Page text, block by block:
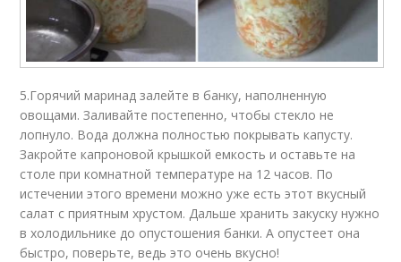
5.Горячий маринад залейте в банку, наполненную
овощами. Заливайте постепенно, чтобы стекло не
лопнуло. Вода должна полностью покрывать капусту.
Закройте капроновой крышкой емкость и оставьте на
столе при комнатной температуре на 12 часов. По
истечении этого времени можно уже есть этот вкусный
салат с приятным хрустом. Дальше хранить закуску нужно
в холодильнике до опустошения банки. А опустеет она
быстро, поверьте, ведь это очень вкусно!